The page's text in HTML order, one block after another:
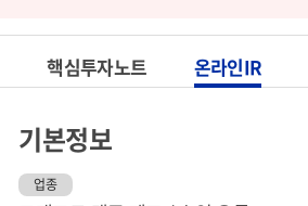
핵심투자노트 온라인IR
기본정보
업종